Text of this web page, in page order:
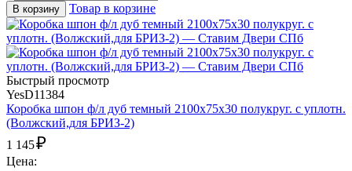
В корзину Товар в корзине
Быстрый просмотр
YesD11384
Коробка шпон ф/л дуб темный 2100х75х30 полукруг. с уплотн.
(Волжский,для БРИЗ-2)
1 145₽
Цена: